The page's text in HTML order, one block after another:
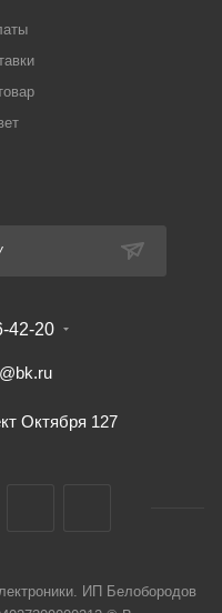
42-20
Октября 127
ИП Белобородов